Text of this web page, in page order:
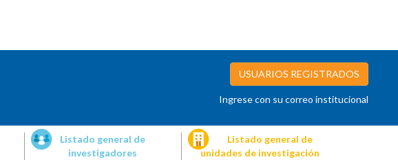
USUARIOS REGISTRADOS
Ingrese con su correo institucional
Listado general de
investigadores
Listado general de
unidades de investigación